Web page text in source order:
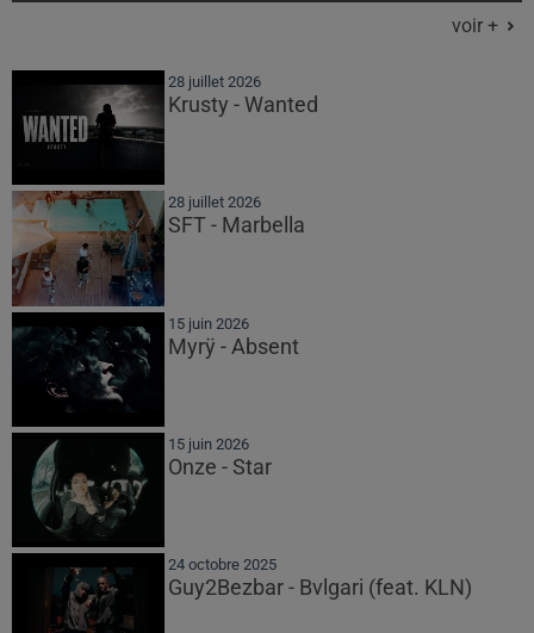
voir +
28 juillet 2026
Krusty - Wanted
28 juillet 2026
SFT - Marbella
15 juin 2026
Myrÿ - Absent
15 juin 2026
Onze - Star
24 octobre 2025
Guy2Bezbar - Bvlgari (feat. KLN)